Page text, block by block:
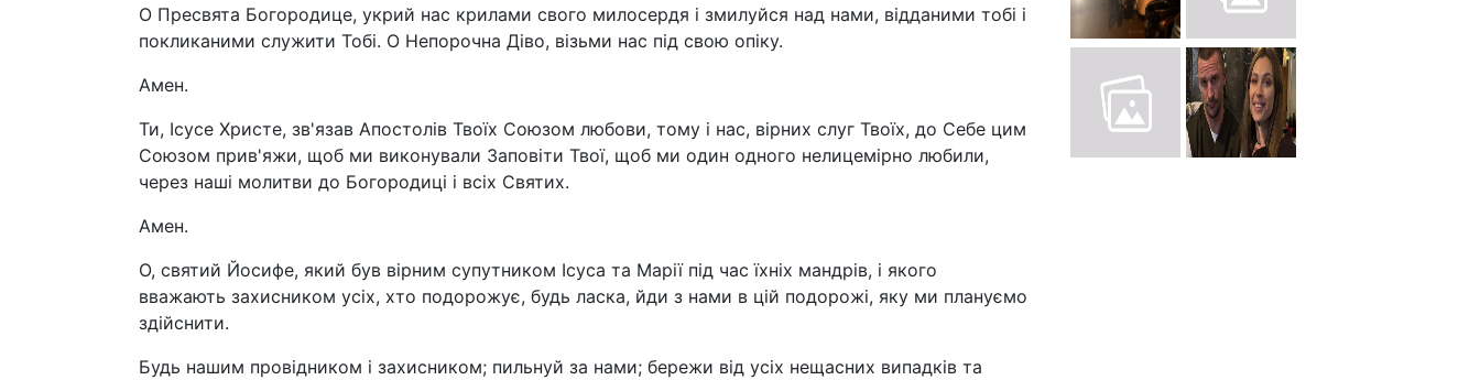
О Пресвята Богородице, укрий нас крилами свого милосердя і змилуйся над нами, відданими тобі і
покликаними служити Тобі. О Непорочна Діво, візьми нас під свою опіку.
Амен.
Ти, Ісусе Христе, зв'язав Апостолів Твоїх Союзом любови, тому і нас, вірних слуг Твоїх, до Себе цим
Союзом прив'яжи, щоб ми виконували Заповіти Твої, щоб ми один одного нелицемірно любили,
через наші молитви до Богородиці і всіх Святих.
Амен.
О, святий Йосифе, який був вірним супутником Ісуса та Марії під час їхніх мандрів, і якого
вважають захисником усіх, хто подорожує, будь ласка, йди з нами в цій подорожі, яку ми плануємо
здійснити.
Будь нашим провідником і захисником; пильнуй за нами; бережи від усіх нещасних випадків та